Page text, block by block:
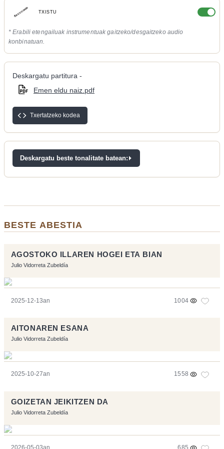
TXISTU
* Erabili etengailuak instrumentuak gaitzeko/desgaitzeko audio
konbinatuan.
Deskargatu partitura -
Emen eldu naiz.pdf
Txertatzeko kodea
Deskargatu beste tonalitate batean:
BESTE ABESTIA
AGOSTOKO ILLAREN HOGEI ETA BIAN
Julio Vidorreta Zubeldía
2025-12-13an 1004
AITONAREN ESANA
Julio Vidorreta Zubeldía
2025-10-27an 1558
GOIZETAN JEIKITZEN DA
Julio Vidorreta Zubeldía
2026-05-03an 685